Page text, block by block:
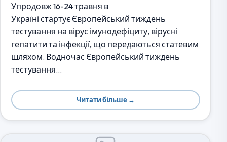
Упродовж 16-24 травня в
Україні стартує Європейський тиждень
тестування на вірус імунодефіциту, вірусні
гепатити та інфекції, що передаються статевим
шляхом. Водночас Європейський тиждень
тестування…
Читати більше →